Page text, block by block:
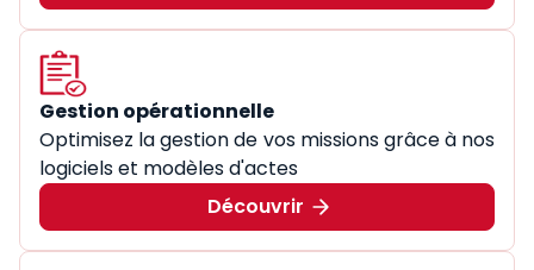
Gestion opérationnelle
Optimisez la gestion de vos missions grâce à nos
logiciels et modèles d'actes
Découvrir